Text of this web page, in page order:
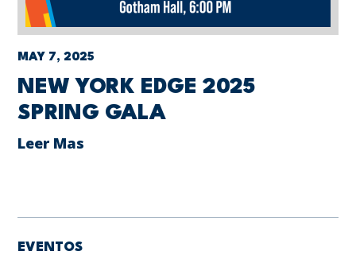
MAY 7, 2025
NEW YORK EDGE 2025
SPRING GALA
Leer Mas
EVENTOS